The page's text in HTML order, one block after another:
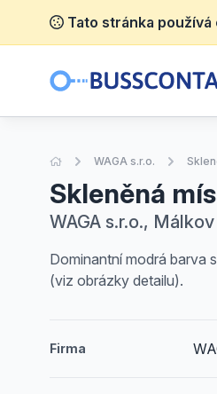
Tato stránka
Úvodní stránka
WAGA s.r.o.
Skleněná
WAGA s.r.o.,
Dominantní modrá barva
(viz obrázky detailu).
Firma